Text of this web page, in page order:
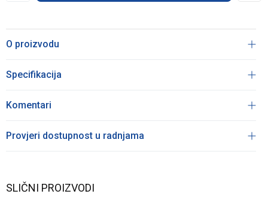
O proizvodu
Specifikacija
Komentari
Provjeri dostupnost u radnjama
SLIČNI PROIZVODI